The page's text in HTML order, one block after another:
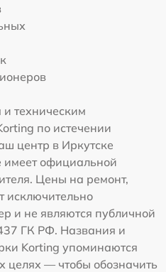
техническим
по истечении
центр в Иркутске
имеет официальной
Цены на ремонт,
исключительно
и не являются публичной
ГК РФ. Названия и
Korting упоминаются
целях — чтобы обозначить